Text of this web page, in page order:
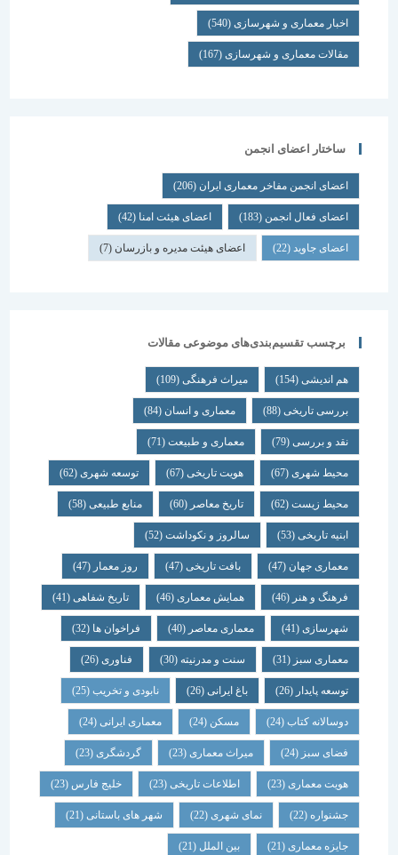
اخبار معماری و شهرسازی(540)
مقالات معماری و شهرسازی(167)
ساختار اعضای انجمن
اعضای انجمن مفاخر معماری ایران (206)
اعضای فعال انجمن(183) اعضای هیئت امنا(42)
اعضای جاوید(22) اعضای هیئت مدیره و بازرسان(7)
برچسب تقسیم‌بندی‌های موضوعی مقالات
هم اندیشی (154) میراث فرهنگی (109)
بررسی تاریخی (88) معماری و انسان (84)
نقد و بررسی (79) معماری و طبیعت (71)
محیط شهری(67) هویت تاریخی(67) توسعه شهری(62)
محیط زیست(62) تاریخ معاصر(60) منابع طبیعی(58)
ابنیه تاریخی(53) سالروز و نکوداشت(52)
معماری جهان (47) بافت تاریخی(47) روز معمار(47)
فرهنگ و هنر(46) همایش معماری (46) تاریخ شفاهی (41)
شهرسازی(41) معماری معاصر(40) فراخوان ها (32)
معماری سبز(31) سنت و مدرنیته(30) فناوری (26)
توسعه پایدار(26) باغ ایرانی(26) نابودی و تخریب(25)
دوسالانه کتاب(24) مسکن (24) معماری ایرانی(24)
فضای سبز(24) میراث معماری (23) گردشگری (23)
هویت معماری (23) اطلاعات تاریخی(23) خلیج فارس(23)
جشنواره(22) نمای شهری(22) شهر های باستانی (21)
جایزه معماری (21) بین الملل(21)